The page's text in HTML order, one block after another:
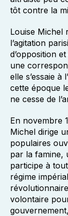
tôt contre la
Louise Michel
l’agitation
d’opposition
une
elle s’essaie à
cette époque
ne cesse de
En novembre
Michel dirige
populaires
par la famine,
participe à
régime
volontaire